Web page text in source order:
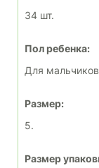
34 шт.
Пол ребенка:
Для
Размер:
5.
Размер